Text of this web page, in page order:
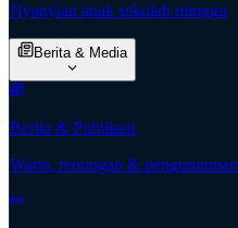
Nyanyian anak sekolah minggu
Berita & Media
Berita & Publikasi
Warta, renungan & pengumuman